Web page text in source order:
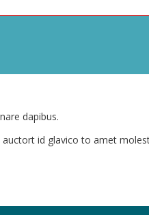
dapibus.
id glavico to amet